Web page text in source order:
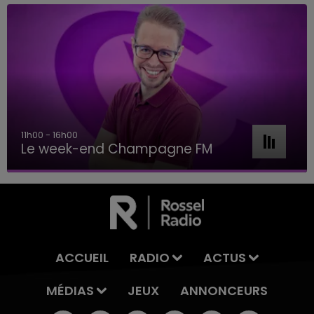
11h00 - 16h00
Le week-end Champagne FM
ACCUEIL RADIO
ACTUS
MÉDIAS
JEUX ANNONCEURS